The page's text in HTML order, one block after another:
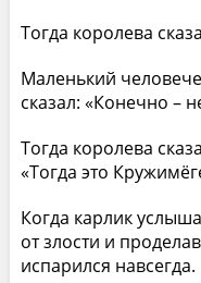
Тогда королева
Маленький
сказал: «Конечно –
Тогда королева
«Тогда это
Когда карлик
от злости и
испарился навсегда.